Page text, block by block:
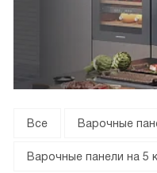
Все Варочные
Варочные панели на 5